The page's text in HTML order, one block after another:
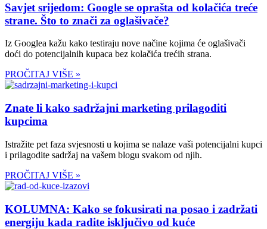
Savjet srijedom: Google se oprašta od kolačića treće
strane. Što to znači za oglašivače?
Iz Googlea kažu kako testiraju nove načine kojima će oglašivači
doći do potencijalnih kupaca bez kolačića trećih strana.
PROČITAJ VIŠE »
Znate li kako sadržajni marketing prilagoditi
kupcima
Istražite pet faza svjesnosti u kojima se nalaze vaši potencijalni kupci
i prilagodite sadržaj na vašem blogu svakom od njih.
PROČITAJ VIŠE »
KOLUMNA: Kako se fokusirati na posao i zadržati
energiju kada radite isključivo od kuće